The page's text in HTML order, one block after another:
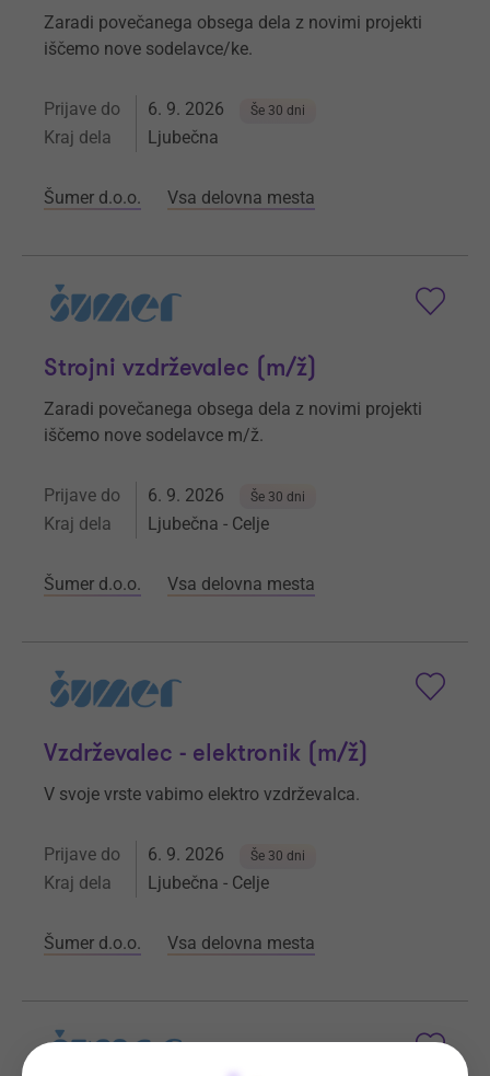
Zaradi povečanega obsega dela z novimi projekti
iščemo nove sodelavce/ke.
Prijave do 6. 9. 2026 Še 30 dni
Kraj dela Ljubečna
Šumer d.o.o. Vsa delovna mesta
Strojni vzdrževalec (m/ž)
Zaradi povečanega obsega dela z novimi projekti
iščemo nove sodelavce m/ž.
Prijave do 6. 9. 2026 Še 30 dni
Kraj dela Ljubečna - Celje
Šumer d.o.o. Vsa delovna mesta
Vzdrževalec - elektronik (m/ž)
V svoje vrste vabimo elektro vzdrževalca.
Prijave do 6. 9. 2026 Še 30 dni
Kraj dela Ljubečna - Celje
Šumer d.o.o. Vsa delovna mesta